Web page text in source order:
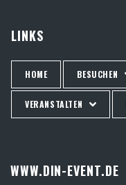
LINKS
HOME BESUCHEN
VERANSTALTEN
WWW.DIN-EVENT.DE